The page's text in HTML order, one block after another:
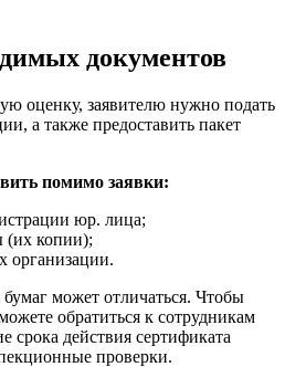
документов
оценку, заявителю нужно подать
а также предоставить пакет
помимо заявки:
юр. лица;
(их копии);
организации.
может отличаться. Чтобы
обратиться к сотрудникам
срока действия сертификата
проверки.